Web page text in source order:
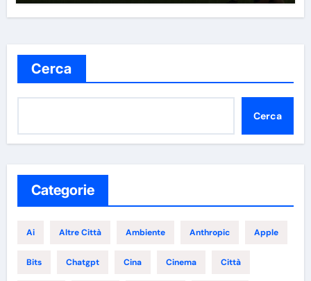
Cerca
Cerca
Categorie
Ai Altre Città Ambiente Anthropic Apple
Bits Chatgpt Cina Cinema Città